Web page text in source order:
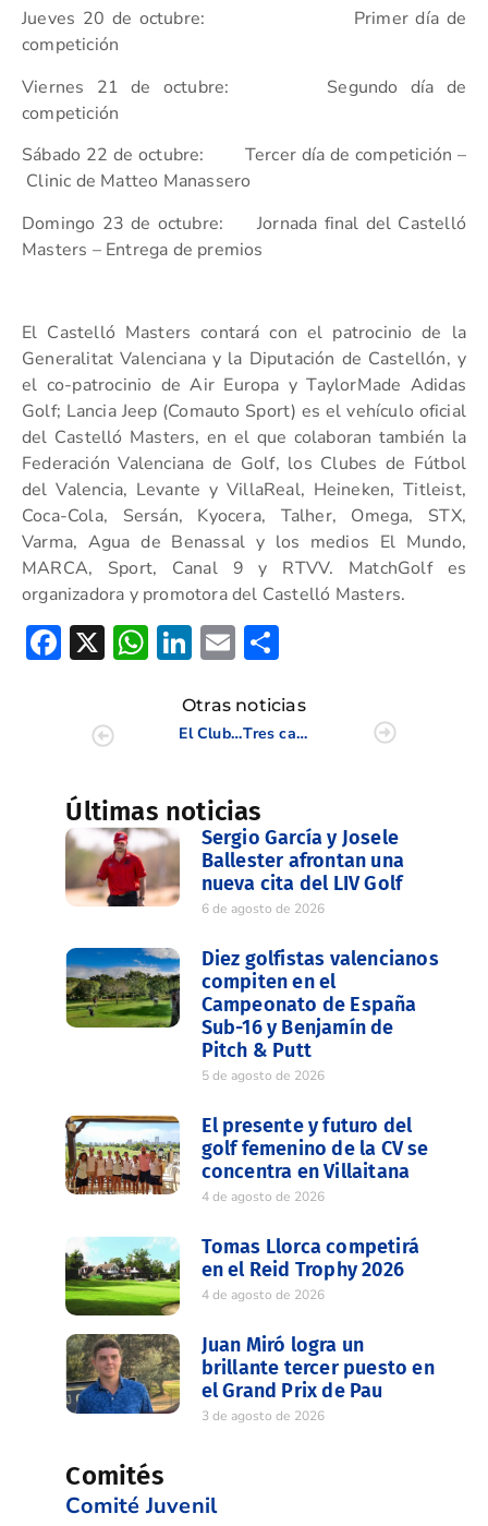
Jueves 20 de octubre: Primer día de
competición
Viernes 21 de octubre: Segundo día de
competición
Sábado 22 de octubre: Tercer día de competición –
Clinic de Matteo Manassero
Domingo 23 de octubre: Jornada final del Castelló
Masters – Entrega de premios
El Castelló Masters contará con el patrocinio de la
Generalitat Valenciana y la Diputación de Castellón, y
el co-patrocinio de Air Europa y TaylorMade Adidas
Golf; Lancia Jeep (Comauto Sport) es el vehículo oficial
del Castelló Masters, en el que colaboran también la
Federación Valenciana de Golf, los Clubes de Fútbol
del Valencia, Levante y VillaReal, Heineken, Titleist,
Coca-Cola, Sersán, Kyocera, Talher, Omega, STX,
Varma, Agua de Benassal y los medios El Mundo,
MARCA, Sport, Canal 9 y RTVV. MatchGolf es
organizadora y promotora del Castelló Masters.
Facebook
X WhatsApp
LinkedIn
Email
Otras noticias
El Club de Campo del Mediterráneo, Campeón del Interclubes Masculino de la CV 2011
Tres campeones dan la bienvenida al Castelló Masters
Últimas noticias
Sergio García y Josele
Ballester afrontan una
nueva cita del LIV Golf
6 de agosto de 2026
Diez golfistas valencianos
compiten en el
Campeonato de España
Sub-16 y Benjamín de
Pitch & Putt
5 de agosto de 2026
El presente y futuro del
golf femenino de la CV se
concentra en Villaitana
4 de agosto de 2026
Tomas Llorca competirá
en el Reid Trophy 2026
4 de agosto de 2026
Juan Miró logra un
brillante tercer puesto en
el Grand Prix de Pau
3 de agosto de 2026
Comités
Comité Juvenil